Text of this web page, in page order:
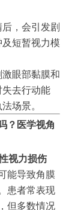
后，会引发剧
短暂视力模
眼部黏膜和
去行动能
场景。
？医学视角
视力损伤
能导致角膜
患者常表现
但多数情况